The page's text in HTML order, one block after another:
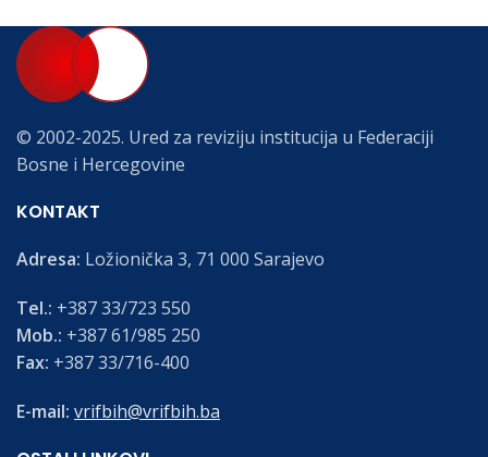
© 2002-2025. Ured za reviziju institucija u Federaciji
Bosne i Hercegovine
KONTAKT
Adresa: Ložionička 3, 71 000 Sarajevo
Tel.: +387 33/723 550
Mob.: +387 61/985 250
Fax: +387 33/716-400
E-mail: vrifbih@vrifbih.ba